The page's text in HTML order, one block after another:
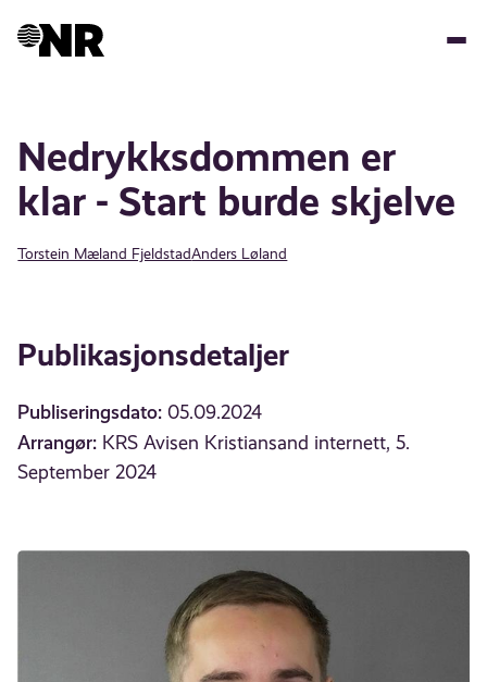
Nedrykksdommen er
klar - Start burde skjelve
Torstein Mæland FjeldstadAnders Løland
Publikasjonsdetaljer
Publiseringsdato: 05.09.2024
Arrangør: KRS Avisen Kristiansand internett, 5.
September 2024